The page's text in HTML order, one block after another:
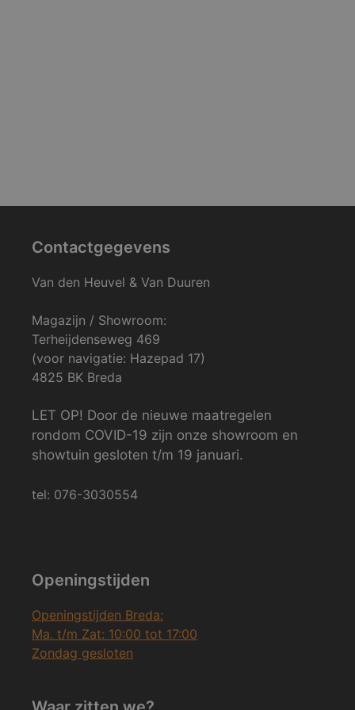
Contactgegevens
Van den Heuvel & Van Duuren
Magazijn / Showroom:
Terheijdenseweg 469
(voor navigatie: Hazepad 17)
4825 BK Breda
LET OP! Door de nieuwe maatregelen
rondom COVID-19 zijn onze showroom en
showtuin gesloten t/m 19 januari.
tel: 076-3030554
Openingstijden
Openingstijden Breda:
Ma. t/m Zat: 10:00 tot 17:00
Zondag gesloten